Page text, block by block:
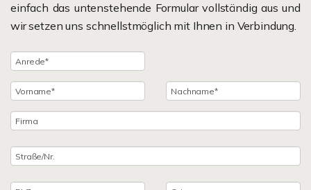
einfach das untenstehende Formular vollständig aus und
wir setzen uns schnellstmöglich mit Ihnen in Verbindung.